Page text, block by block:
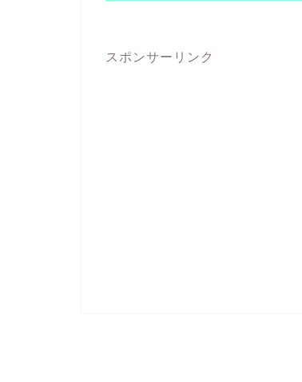
スポンサーリンク